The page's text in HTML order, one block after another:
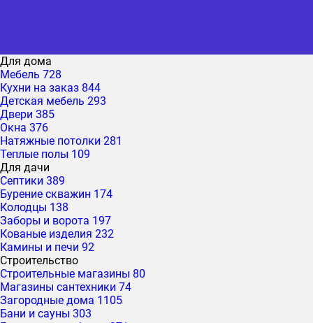
Для дома
Мебель 728
Кухни на заказ 844
Детская мебель 293
Двери 385
Окна 376
Натяжные потолки 281
Теплые полы 109
Для дачи
Септики 389
Бурение скважин 174
Колодцы 138
Заборы и ворота 197
Кованые изделия 232
Камины и печи 92
Строительство
Строительные магазины 80
Магазины сантехники 74
Загородные дома 1105
Бани и сауны 303